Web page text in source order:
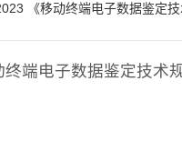
《移动终端电子数据鉴定
端电子数据鉴定技术